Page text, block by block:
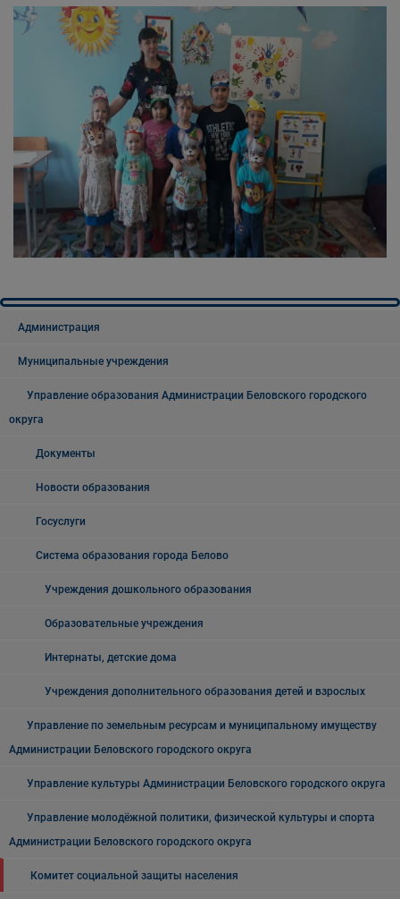
Администрация
Муниципальные учреждения
Управление образования Администрации Беловского городского
округа
Документы
Новости образования
Госуслуги
Система образования города Белово
Учреждения дошкольного образования
Образовательные учреждения
Интернаты, детские дома
Учреждения дополнительного образования детей и взрослых
Управление по земельным ресурсам и муниципальному имуществу
Администрации Беловского городского округа
Управление культуры Администрации Беловского городского округа
Управление молодёжной политики, физической культуры и спорта
Администрации Беловского городского округа
Комитет социальной защиты населения